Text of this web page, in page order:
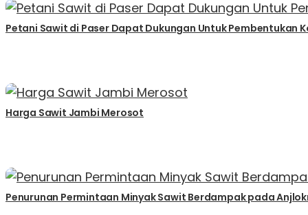
Petani Sawit di Paser Dapat Dukungan Untuk Pembentukan
Harga Sawit Jambi Merosot
Penurunan Permintaan Minyak Sawit Berdampak pada